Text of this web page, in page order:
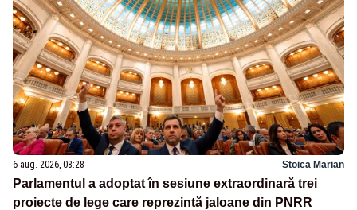
6 aug. 2026, 08:28 Stoica Marian
Parlamentul a adoptat în sesiune extraordinară trei
proiecte de lege care reprezintă jaloane din PNRR